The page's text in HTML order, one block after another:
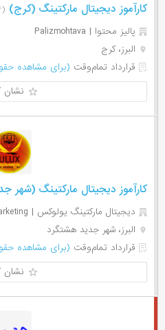
کارآموز دیجیتال مارکتینگ (کرج) (۱۴ روز پیش)
پالیز محتوا | Palizmohtava
البرز، کرج
قرارداد تمام‌وقت (برای مشاهده
نشان
کارآموز دیجیتال مارکتینگ (شهر
دیجیتال مارکتینگ یولوکس | Ulux Digital Marketing
البرز، شهر جدید هشتگرد
قرارداد تمام‌وقت (برای مشاهده
نشان